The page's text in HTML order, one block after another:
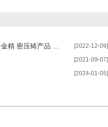
[2022-12-09]
[2021-09-07]
[2024-01-05]